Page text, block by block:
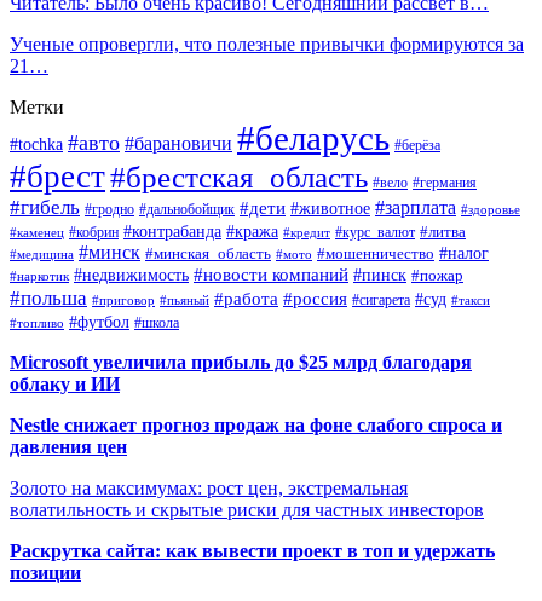
Ученые опровергли, что полезные привычки формируются за
21…
Метки
#tochka #авто #барановичи #беларусь #берёза
#брест#брестская_область #вело #германия
#гибель #гродно #дальнобойщик #дети #животное #зарплата #здоровье
#каменец #кобрин #контрабанда #кража #кредит #курс_валют #литва
#медицина #минск #минская_область #мото #мошенничество #налог
#наркотик #недвижимость #новости компаний #пинск #пожар
#польша #приговор #пьяный #работа #россия #сигарета #суд #такси
#топливо #футбол #школа
Microsoft увеличила прибыль до $25 млрд благодаря
облаку и ИИ
Nestle снижает прогноз продаж на фоне слабого спроса и
давления цен
Золото на максимумах: рост цен, экстремальная
волатильность и скрытые риски для частных инвесторов
Раскрутка сайта: как вывести проект в топ и удержать
позиции